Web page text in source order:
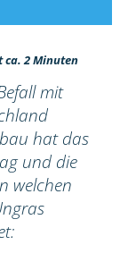
ca. 2 Minuten
mit
hat das
und die
welchen